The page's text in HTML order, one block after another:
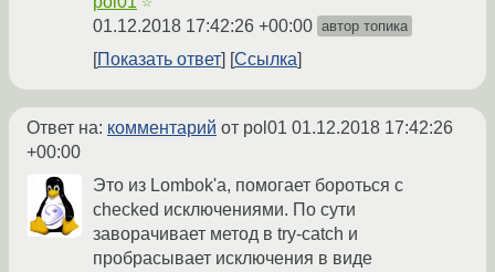
☆
01.12.2018 17:42:26 +00:00 автор топика
Показать ответ Ссылка
Ответ на: комментарий от pol01 01.12.2018 17:42:26
+00:00
Это из Lombok'a, помогает бороться с
checked исключениями. По сути
заворачивает метод в try-catch и
пробрасывает исключения в виде